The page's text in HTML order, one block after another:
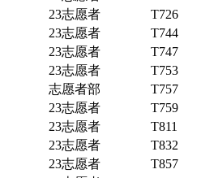
23志愿者
T726
23志愿者
T744
23志愿者
T747
23志愿者
T753
志愿者部
T757
23志愿者
T759
23志愿者
T811
23志愿者
T832
23志愿者
T857